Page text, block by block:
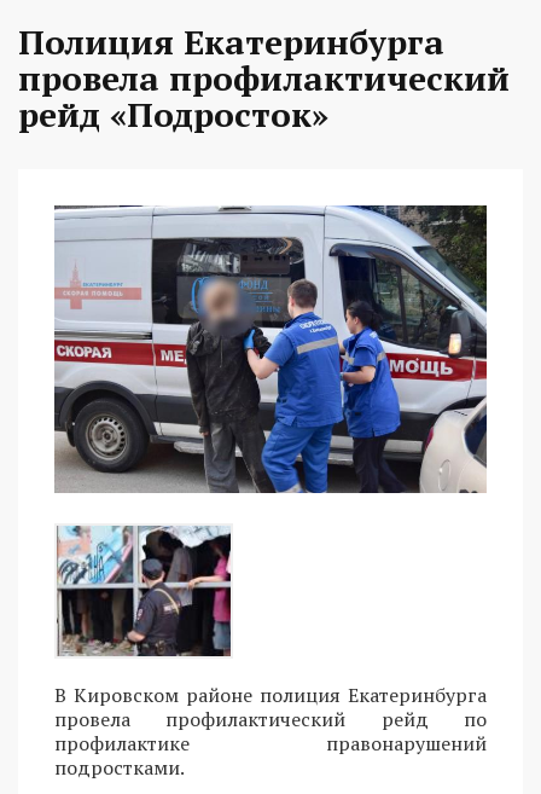
Полиция Екатеринбурга
провела профилактический
рейд «Подросток»
В Кировском районе полиция Екатеринбурга
провела профилактический рейд по
профилактике правонарушений
подростками.